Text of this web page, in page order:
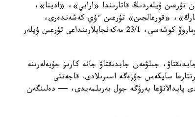
تۇرعىن ۇيلەردىڭ قاتارىندا «ارابي»، «ادينا»،
«قورعالجىن» تۇرعىن ءۇي كەشەندەرى،
سونداي-اق ە-496 كوشەسىندەگى 10, 10/1, 10/3 جانە وماروۆ كوشەسى، 23/1 مەكەنجايلارىنداعى تۇرعىن ۇيلەر
جىلۋمەن جابدىقتاۋ جانە كارىز جۇيەلەرىنە
سايكەس جۇزەگە اسىرىلادى. قاجەتتى
پايدالانۋعا بەرۋگە جول بەرىلمەيدى، — دەلىنگەن